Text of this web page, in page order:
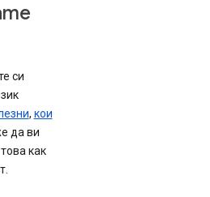
си
, кои
да ви
как